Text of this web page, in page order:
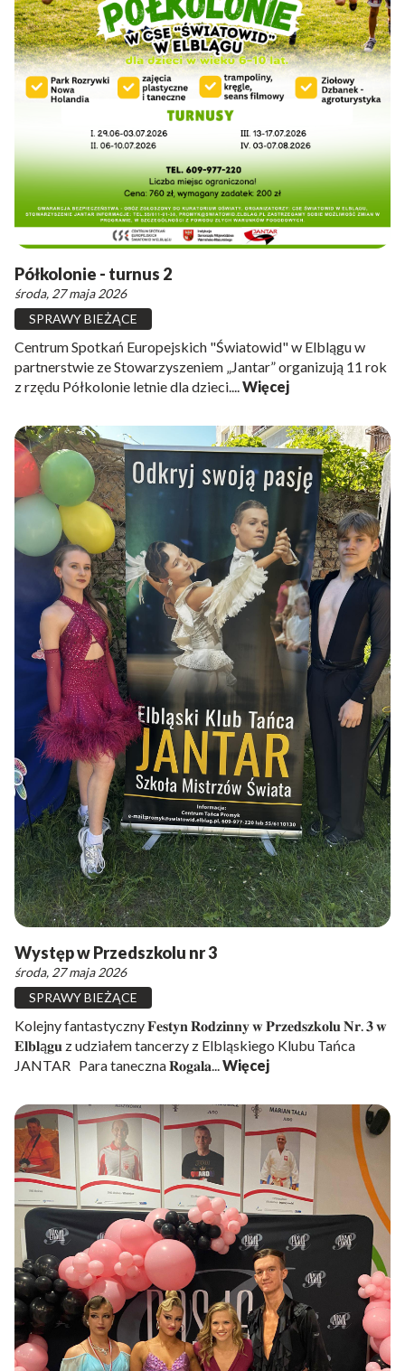
Półkolonie - turnus 2
środa, 27 maja 2026
SPRAWY BIEŻĄCE
Centrum Spotkań Europejskich "Światowid" w Elblągu w
partnerstwie ze Stowarzyszeniem „Jantar” organizują 11 rok
z rzędu Półkolonie letnie dla dzieci....Więcej
Występ w Przedszkolu nr 3
środa, 27 maja 2026
SPRAWY BIEŻĄCE
Kolejny fantastyczny 𝐅𝐞𝐬𝐭𝐲𝐧 𝐑𝐨𝐝𝐳𝐢𝐧𝐧𝐲 𝐰 𝐏𝐫𝐳𝐞𝐝𝐬𝐳𝐤𝐨𝐥𝐮 𝐍𝐫. 𝟑 𝐰
𝐄𝐥𝐛𝐥ą𝐠𝐮 z udziałem tancerzy z Elbląskiego Klubu Tańca
JANTAR Para taneczna 𝐑𝐨𝐠𝐚𝐥𝐚... Więcej